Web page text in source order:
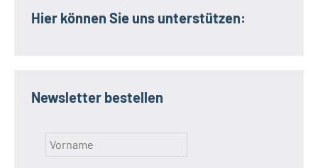
Hier können Sie uns unterstützen:
Newsletter bestellen